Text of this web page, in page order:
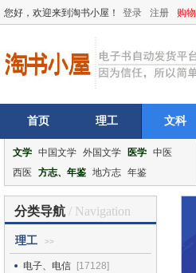
您好，欢迎来到淘书小屋！ 登录 注册 购
首页 理工 文科
文学 中国文学 外国文学 医学 中医
西医
方志、年鉴 地方志 年鉴
分类导航 / Navigation
理工 >>
电子、电信 [17128]